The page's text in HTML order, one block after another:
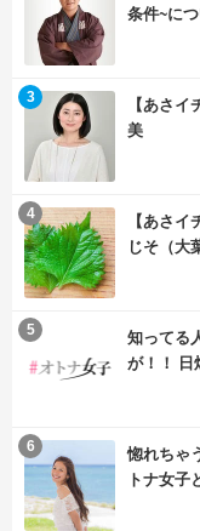
条件~に
【あさ
美
3
【あさ
じそ（大
4
知ってる
が！！ 日
5
惚れちゃ
トナ女子
6